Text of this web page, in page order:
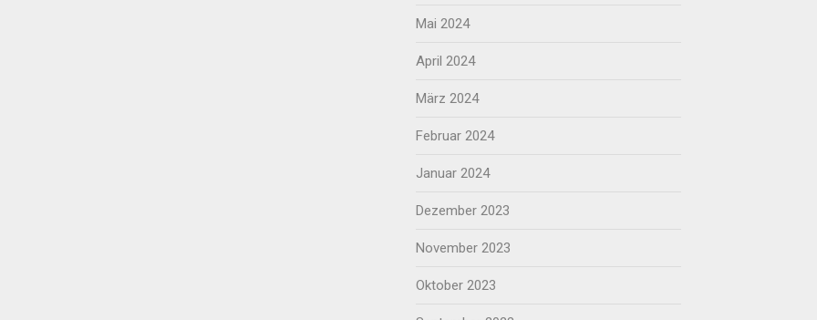
Mai 2024
April 2024
März 2024
Februar 2024
Januar 2024
Dezember 2023
November 2023
Oktober 2023